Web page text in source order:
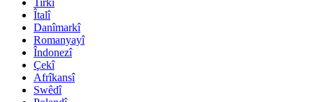
Tirkî
Îtalî
Danîmarkî
Romanyayî
Îndonezî
Çekî
Afrîkansî
Swêdî